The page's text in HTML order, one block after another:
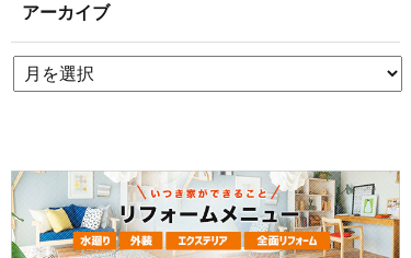
アーカイブ